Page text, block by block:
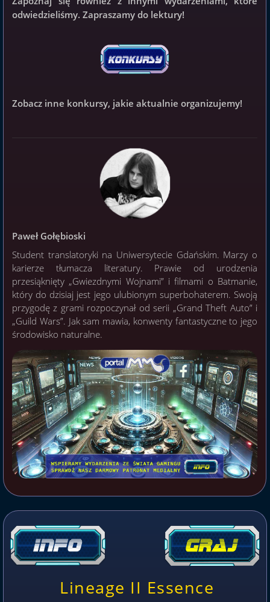
odwiedzieliśmy. Zapraszamy do lektury!
Zobacz inne konkursy, jakie aktualnie organizujemy!
Paweł Gołębioski
Student translatoryki na Uniwersytecie Gdańskim. Marzy o
karierze tłumacza literatury. Prawie od urodzenia
przesiąknięty „Gwiezdnymi Wojnami” i filmami o Batmanie,
który do dzisiaj jest jego ulubionym superbohaterem. Swoją
przygodę z grami rozpoczynał od serii „Grand Theft Auto” i
„Guild Wars”. Jak sam mawia, konwenty fantastyczne to jego
środowisko naturalne.
Lineage II Essence